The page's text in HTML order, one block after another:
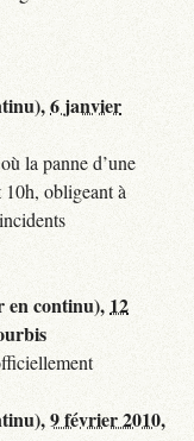
6 janvier
la panne d’une
obligeant à
en continu), 12
9 février 2010,